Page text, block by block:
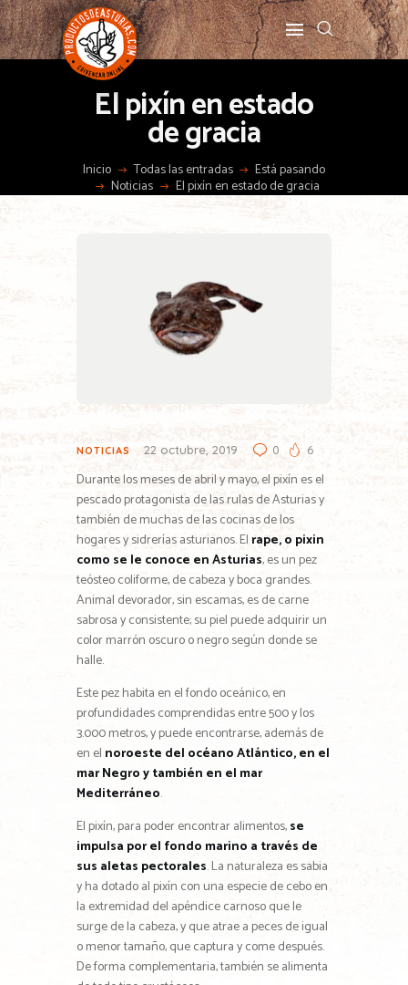
El pixín en estado
de gracia
Inicio Todas las entradas Está pasando
Noticias El pixín en estado de gracia
NOTICIAS 22 octubre, 2019 0 6
Durante los meses de abril y mayo, el pixín es el
pescado protagonista de las rulas de Asturias y
también de muchas de las cocinas de los
hogares y sidrerías asturianos. El rape, o pixin
como se le conoce en Asturias, es un pez
teósteo coliforme, de cabeza y boca grandes.
Animal devorador, sin escamas, es de carne
sabrosa y consistente; su piel puede adquirir un
color marrón oscuro o negro según donde se
halle.
Este pez habita en el fondo oceánico, en
profundidades comprendidas entre 500 y los
3.000 metros, y puede encontrarse, además de
en el noroeste del océano Atlántico, en el
mar Negro y también en el mar
Mediterráneo.
El pixín, para poder encontrar alimentos,se
impulsa por el fondo marino a través de
sus aletas pectorales. La naturaleza es sabia
y ha dotado al pixín con una especie de cebo en
la extremidad del apéndice carnoso que le
surge de la cabeza, y que atrae a peces de igual
o menor tamaño, que captura y come después.
De forma complementaria, también se alimenta